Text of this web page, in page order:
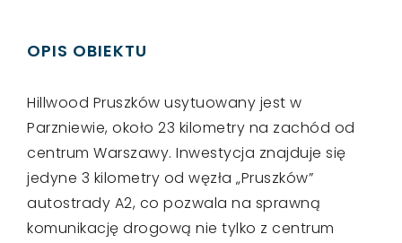
OPIS OBIEKTU
Hillwood Pruszków usytuowany jest w
Parzniewie, około 23 kilometry na zachód od
centrum Warszawy. Inwestycja znajduje się
jedyne 3 kilometry od węzła „Pruszków”
autostrady A2, co pozwala na sprawną
komunikację drogową nie tylko z centrum